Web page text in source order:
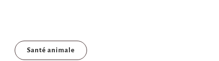
Santé animale